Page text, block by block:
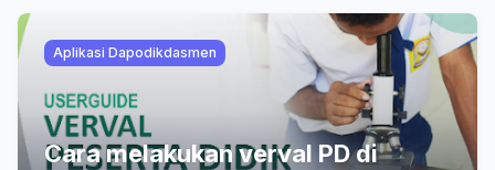
Aplikasi Dapodikdasmen
Cara melakukan verval PD di